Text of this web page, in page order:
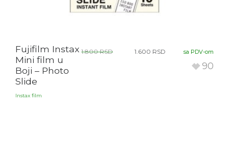
Fujifilm Instax
Mini film u
Boji – Photo
Slide
Instax film
1.800RSD 1.600 RSD sa PDV-om
90